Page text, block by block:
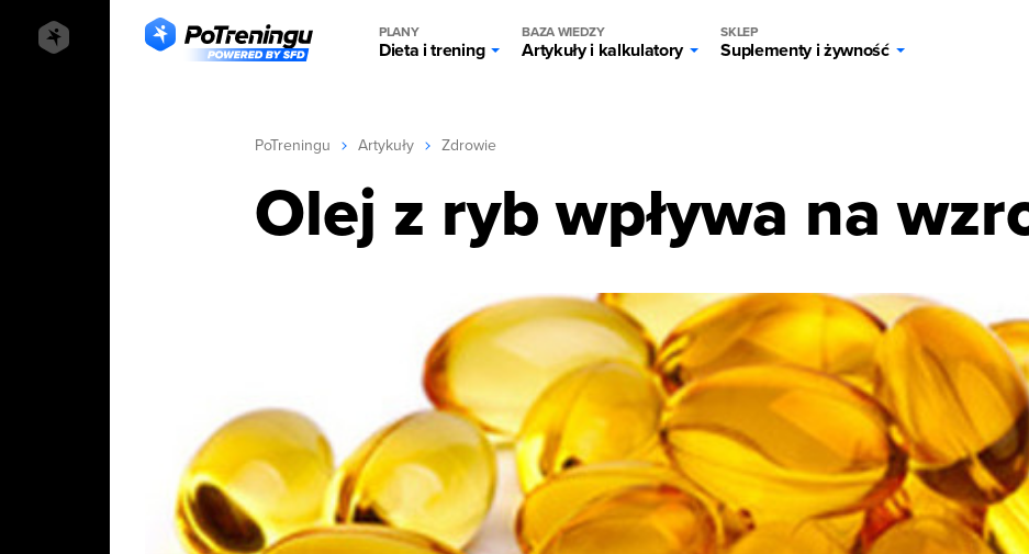
PLANY
Dieta i trening
BAZA WIEDZY
Artykuły i kalkulatory
SKLEP
Suplementy i żywność
PoTreningu Artykuły Zdrowie
Olej z ryb wpływa na